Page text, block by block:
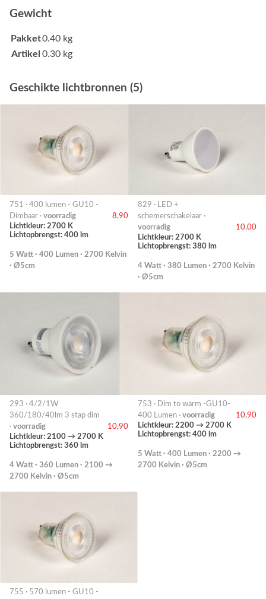
Gewicht
Pakket0.40 kg
Artikel 0.30 kg
Geschikte lichtbronnen (5)
751 · 400 lumen - GU10 -
Dimbaar · voorradig
8,90
Lichtkleur: 2700 K
Lichtopbrengst: 400 lm
5 Watt · 400 Lumen · 2700 Kelvin
· Ø5cm
829 · LED +
schemerschakelaar ·
voorradig
10,00
Lichtkleur: 2700 K
Lichtopbrengst: 380 lm
4 Watt · 380 Lumen · 2700 Kelvin
· Ø5cm
293 · 4/2/1W
360/180/40lm 3 stap dim
· voorradig
10,90
Lichtkleur: 2100 → 2700 K
Lichtopbrengst: 360 lm
4 Watt · 360 Lumen · 2100 →
2700 Kelvin · Ø5cm
753 · Dim to warm -GU10-
400 Lumen · voorradig
10,90
Lichtkleur: 2200 → 2700 K
Lichtopbrengst: 400 lm
5 Watt · 400 Lumen · 2200 →
2700 Kelvin · Ø5cm
755 · 570 lumen - GU10 -